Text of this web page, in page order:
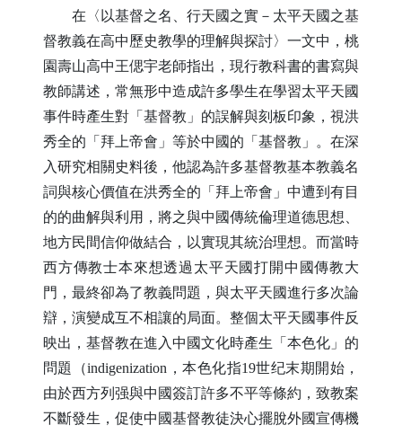
在〈以基督之名、行天國之實－太平天國之基
督教義在高中歷史教學的理解與探討〉一文中，桃
園壽山高中王偲宇老師指出，現行教科書的書寫與
教師講述，常無形中造成許多學生在學習太平天國
事件時產生對「基督教」的誤解與刻板印象，視洪
秀全的「拜上帝會」等於中國的「基督教」。在深
入研究相關史料後，他認為許多基督教基本教義名
詞與核心價值在洪秀全的「拜上帝會」中遭到有目
的的曲解與利用，將之與中國傳統倫理道德思想、
地方民間信仰做結合，以實現其統治理想。而當時
西方傳教士本來想透過太平天國打開中國傳教大
門，最終卻為了教義問題，與太平天國進行多次論
辯，演變成互不相讓的局面。整個太平天國事件反
映出，基督教在進入中國文化時產生「本色化」的
問題（indigenization ，本色化指19世纪末期開始，
由於西方列强與中國簽訂許多不平等條約，致教案
不斷發生，促使中國基督教徒決心擺脫外國宣傳機